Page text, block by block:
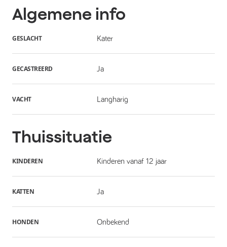
Algemene info
GESLACHT Kater
GECASTREERD Ja
VACHT Langharig
Thuissituatie
KINDEREN Kinderen vanaf 12 jaar
KATTEN Ja
HONDEN Onbekend